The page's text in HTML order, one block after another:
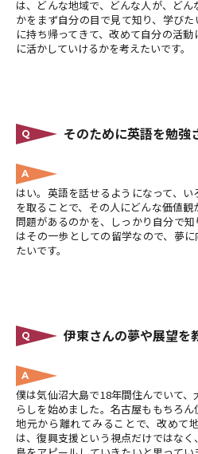
は、どんな地域で、どんな人が、ど
かをまず自分の目で見て知り、学び
に持ち帰ってきて、改めて自分の活
に活かしていけるかを考えたいです。
Q そのために英語を勉強
A
はい。英語を話せるようになって、
を取ることで、その人にどんな価値
問題があるのかを、しっかり自分で
はその一歩としての留学なので、夢
たいです。
Q 伊東さんの夢や展望を
A
僕は気仙沼大島で18年間住んでいて
らしを始めました。名古屋ももちろ
地元から離れてみることで、改めて
は、復興支援という視点だけではな